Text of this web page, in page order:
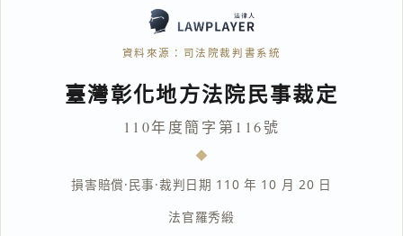
資料來源：司法院裁判書系統
臺灣彰化地方法院民事裁定
110年度簡字第116號
損害賠償·民事·裁判日期 110 年 10 月 20 日
法官羅秀緞